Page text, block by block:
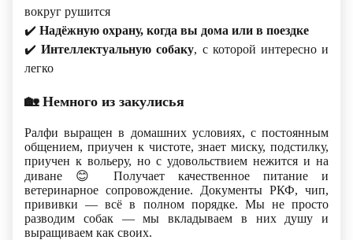
вокруг рушится
✔️ Надёжную охрану, когда вы дома или в поездке
✔ Интеллектуальную собаку, с которой интересно и
легко
🏡Немного из закулисья
Ралфи выращен в домашних условиях, с постоянным
общением, приучен к чистоте, знает миску, подстилку,
приучен к вольеру, но с удовольствием нежится и на
диване 😊
Получает качественное питание и
ветеринарное сопровождение. Документы РКФ, чип,
прививки — всё в полном порядке. Мы не просто
разводим собак — мы вкладываем в них душу и
выращиваем как своих.